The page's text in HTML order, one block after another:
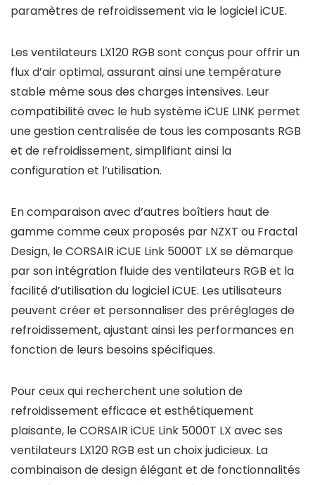
paramètres de refroidissement via le logiciel iCUE.
Les ventilateurs LX120 RGB sont conçus pour offrir un
flux d’air optimal, assurant ainsi une température
stable même sous des charges intensives. Leur
compatibilité avec le hub système iCUE LINK permet
une gestion centralisée de tous les composants RGB
et de refroidissement, simplifiant ainsi la
configuration et l’utilisation.
En comparaison avec d’autres boîtiers haut de
gamme comme ceux proposés par NZXT ou Fractal
Design, le CORSAIR iCUE Link 5000T LX se démarque
par son intégration fluide des ventilateurs RGB et la
facilité d’utilisation du logiciel iCUE. Les utilisateurs
peuvent créer et personnaliser des préréglages de
refroidissement, ajustant ainsi les performances en
fonction de leurs besoins spécifiques.
Pour ceux qui recherchent une solution de
refroidissement efficace et esthétiquement
plaisante, le CORSAIR iCUE Link 5000T LX avec ses
ventilateurs LX120 RGB est un choix judicieux. La
combinaison de design élégant et de fonctionnalités